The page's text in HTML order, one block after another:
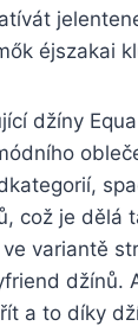
éjszakai
džíny
což je dělá
variantě
džínů.
a to díky